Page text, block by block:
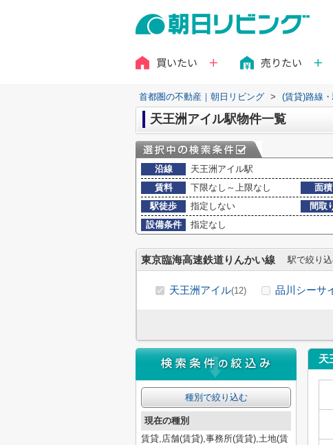
買いたい 売りたい
首都圏の不動産｜朝日リビング > (賃貸)路線
天王洲アイル駅物件一覧
沿線
天王洲アイル駅
賃料
下限なし～上限なし 面積
駅徒歩
指定しない 間取
設備条件
指定なし
東京臨海高速鉄道りんかい線 駅で絞り込
天王洲アイル(12) 品川シーサ
天
種別で絞り込む
現在の種別
賃貸,店舗(賃貸),事務所(賃貸),土地(賃